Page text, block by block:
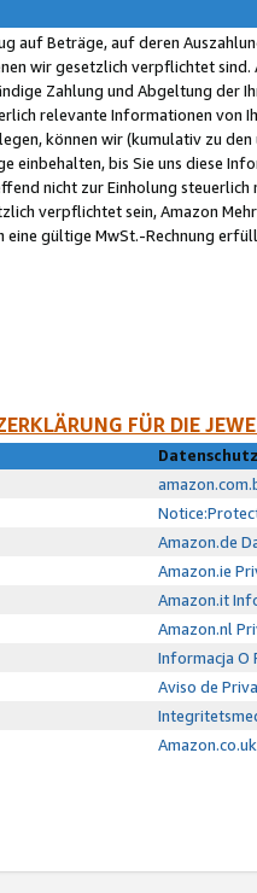
auf Beträge, auf deren
wir gesetzlich verpflichtet
Zahlung und Abgeltung der
relevante Informationen von
können wir (kumulativ zu
einbehalten, bis Sie uns diese
nicht zur Einholung
verpflichtet sein, Amazon
eine gültige MwSt.-Rechnung
FÜR DIE
Amazon.de
Amazon.ie
Amazon.it
Amazon.nl
Informacja O
Aviso de